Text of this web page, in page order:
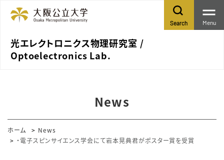
光エレクトロニクス物理研究室 /
Optoelectronics Lab.
Search Menu
News
ホーム
News
・電子スピンサイエンス学会にて岩本晃典君がポスター賞を受賞